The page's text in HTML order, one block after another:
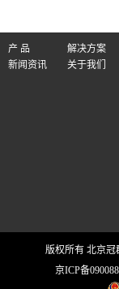
产 品 解决方案
新闻资讯
关于我们
版权所有 北京冠
京ICP备